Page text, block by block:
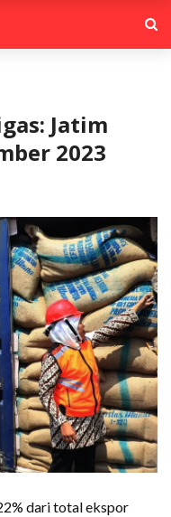
Jatim
2023
dari total ekspor